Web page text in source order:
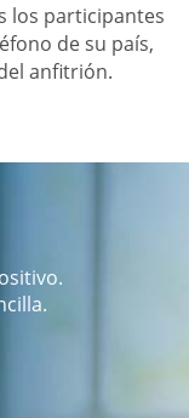
los participantes
de su país,
anfitrión.